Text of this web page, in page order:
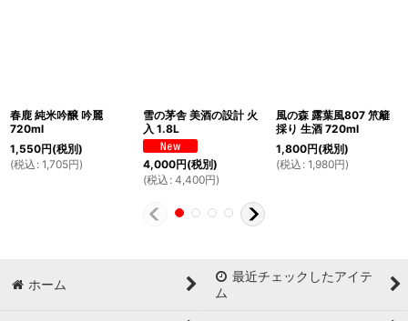
春鹿 純米吟醸 吟麗
720ml
1,550円(税別)
(税込 : 1,705円)
雪の茅舎 美酒の設計 火
入 1.8L
4,000円(税別)
(税込 : 4,400円)
風の森 露葉風807 笊籬
採り 生酒 720ml
1,800円(税別)
(税込 : 1,980円)
ホーム
最近チェックしたアイテ
ム